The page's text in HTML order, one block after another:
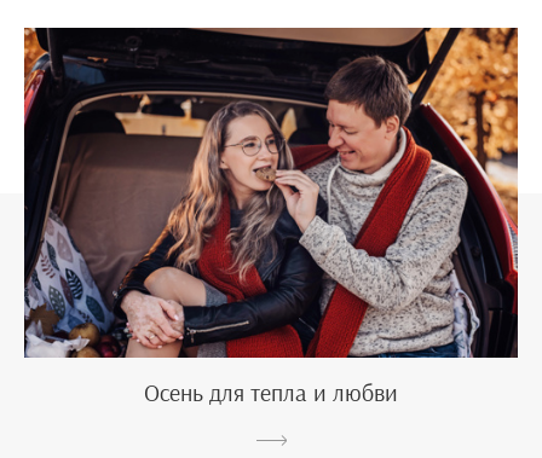
Осень для тепла и любви